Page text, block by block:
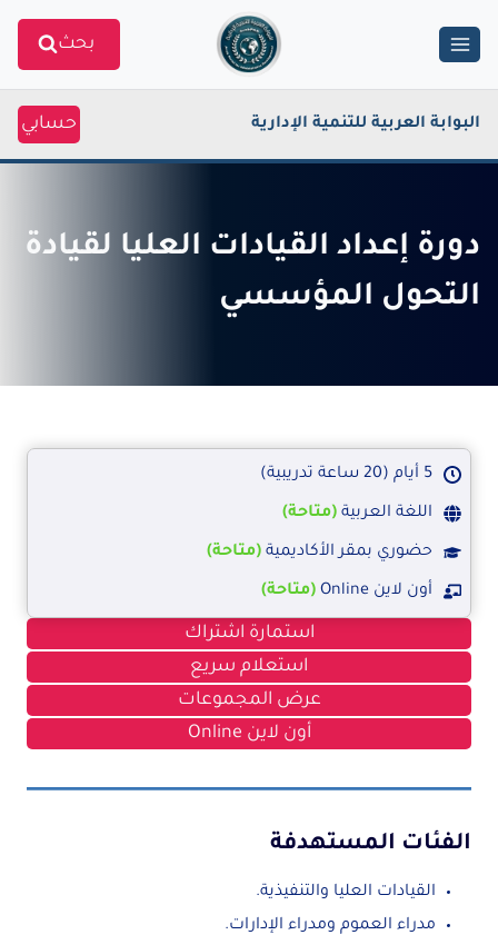
بحث
البوابة العربية للتنمية الإدارية حسابي
دورة إعداد القيادات العليا لقيادة
التحول المؤسسي
5 أيام (20 ساعة تدريبية)
اللغة العربية (متاحة)
حضوري بمقر الأكاديمية (متاحة)
أون لاين Online (متاحة)
استمارة اشتراك
استعلام سريع
عرض المجموعات
أون لاين Online
الفئات المستهدفة
القيادات العليا والتنفيذية.
مدراء العموم ومدراء الإدارات.